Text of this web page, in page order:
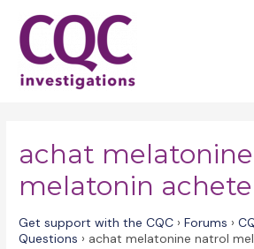
content
achat
melatonin
Get support with the CQC › Forums ›
Questions › achat melatonine natrol